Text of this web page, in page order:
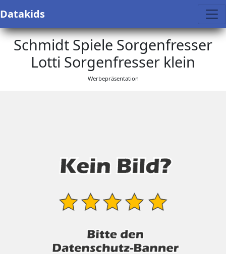
Datakids
Schmidt Spiele Sorgenfresser
Lotti Sorgenfresser klein
Werbepräsentation